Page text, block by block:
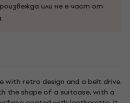
или не е част от
with retro design and a belt drive.
the shape of a suitcase, with a